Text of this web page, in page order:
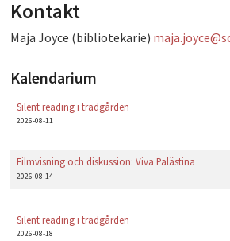
Kontakt
Maja Joyce (bibliotekarie)
Kalendarium
Silent reading i trädgården
2026-08-11
Filmvisning och diskussion: Viva Palästina
2026-08-14
Silent reading i trädgården
2026-08-18